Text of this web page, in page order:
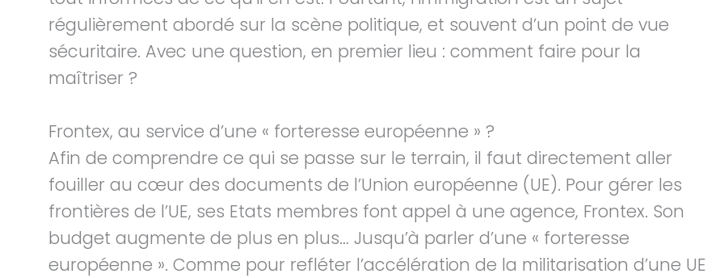
régulièrement abordé sur la scène politique, et souvent d’un point de vue
sécuritaire. Avec une question, en premier lieu : comment faire pour la
maîtriser ?
Frontex, au service d’une « forteresse européenne » ?
Afin de comprendre ce qui se passe sur le terrain, il faut directement aller
fouiller au cœur des documents de l’Union européenne (UE). Pour gérer les
frontières de l’UE, ses Etats membres font appel à une agence, Frontex. Son
budget augmente de plus en plus… Jusqu’à parler d’une « forteresse
européenne ». Comme pour refléter l’accélération de la militarisation d’une UE